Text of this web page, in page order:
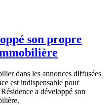
son propre
dans les annonces diffusées
est indispensable pour
a développé son